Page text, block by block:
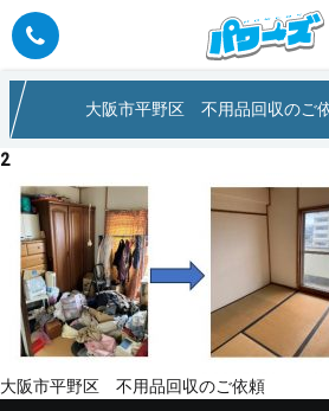
ら大阪のパワーズ
大阪市平野区 不用品回収のご
2
投
大阪市平野区 不用品回収のご依頼